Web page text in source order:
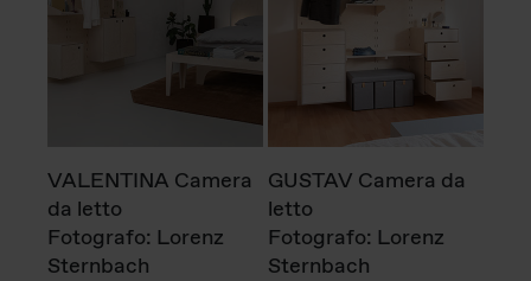
VALENTINA Camera
da letto
Fotografo: Lorenz
Sternbach
GUSTAV Camera da
letto
Fotografo: Lorenz
Sternbach